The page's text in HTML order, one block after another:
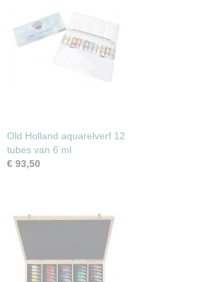
Old Holland aquarelverf 12
tubes van 6 ml
€ 93,50